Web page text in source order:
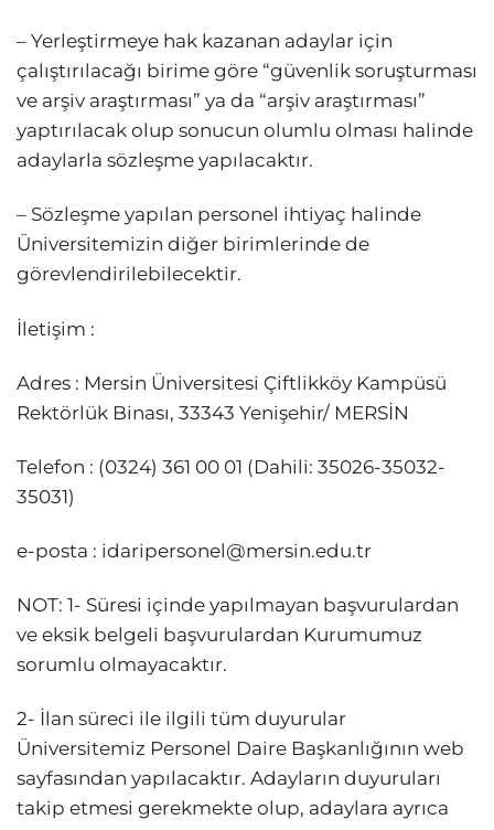
– Yerleştirmeye hak kazanan adaylar için
çalıştırılacağı birime göre “güvenlik soruşturması
ve arşiv araştırması” ya da “arşiv araştırması”
yaptırılacak olup sonucun olumlu olması halinde
adaylarla sözleşme yapılacaktır.
– Sözleşme yapılan personel ihtiyaç halinde
Üniversitemizin diğer birimlerinde de
görevlendirilebilecektir.
İletişim :
Adres : Mersin Üniversitesi Çiftlikköy Kampüsü
Rektörlük Binası, 33343 Yenişehir/ MERSİN
Telefon : (0324) 361 00 01 (Dahili: 35026-35032-
35031)
e-posta : idaripersonel@mersin.edu.tr
NOT: 1- Süresi içinde yapılmayan başvurulardan
ve eksik belgeli başvurulardan Kurumumuz
sorumlu olmayacaktır.
2- İlan süreci ile ilgili tüm duyurular
Üniversitemiz Personel Daire Başkanlığının web
sayfasından yapılacaktır. Adayların duyuruları
takip etmesi gerekmekte olup, adaylara ayrıca